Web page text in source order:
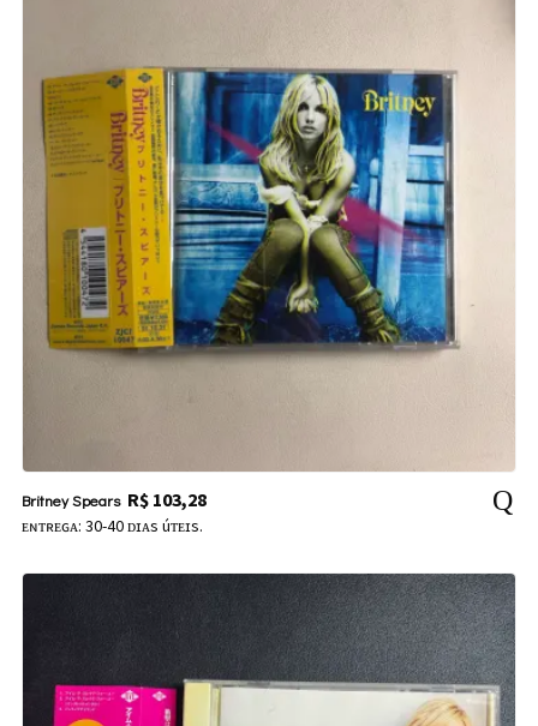
Britney Spears R$103,28
ᴇɴᴛʀᴇɢᴀ: 30-40 ᴅɪᴀs úᴛᴇɪs.